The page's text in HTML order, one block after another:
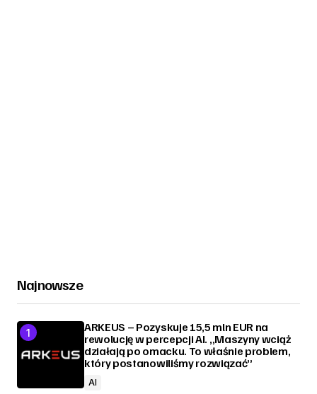
Najnowsze
ARKEUS – Pozyskuje 15,5 mln EUR na
rewolucję w percepcji AI. „Maszyny wciąż
działają po omacku. To właśnie problem,
który postanowiliśmy rozwiązać”
AI